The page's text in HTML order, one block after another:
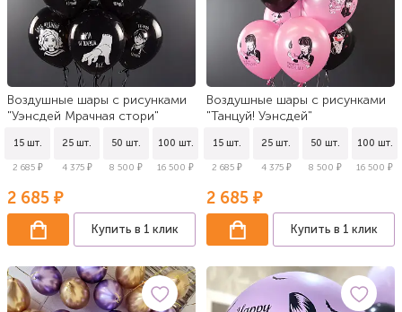
Воздушные шары с рисунками
"Уэнсдей Мрачная стори"
15 шт.
2 685 ₽
25 шт.
4 375 ₽
50 шт.
8 500 ₽
100 шт.
16 500 ₽
2 685 ₽
Купить в 1 клик
Воздушные шары с рисунками
"Танцуй! Уэнсдей"
15 шт.
2 685 ₽
25 шт.
4 375 ₽
50 шт.
8 500 ₽
100 шт.
16 500 ₽
2 685 ₽
Купить в 1 клик